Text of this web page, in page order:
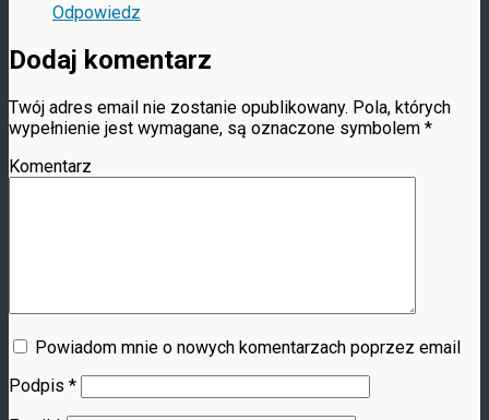
Odpowiedz
Dodaj komentarz
Twój adres email nie zostanie opublikowany. Pola, których
wypełnienie jest wymagane, są oznaczone symbolem *
Komentarz
Powiadom mnie o nowych komentarzach poprzez email
Podpis *